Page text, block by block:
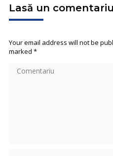
Lasă un comentariu
Your email address will not be
marked *
Comentariu